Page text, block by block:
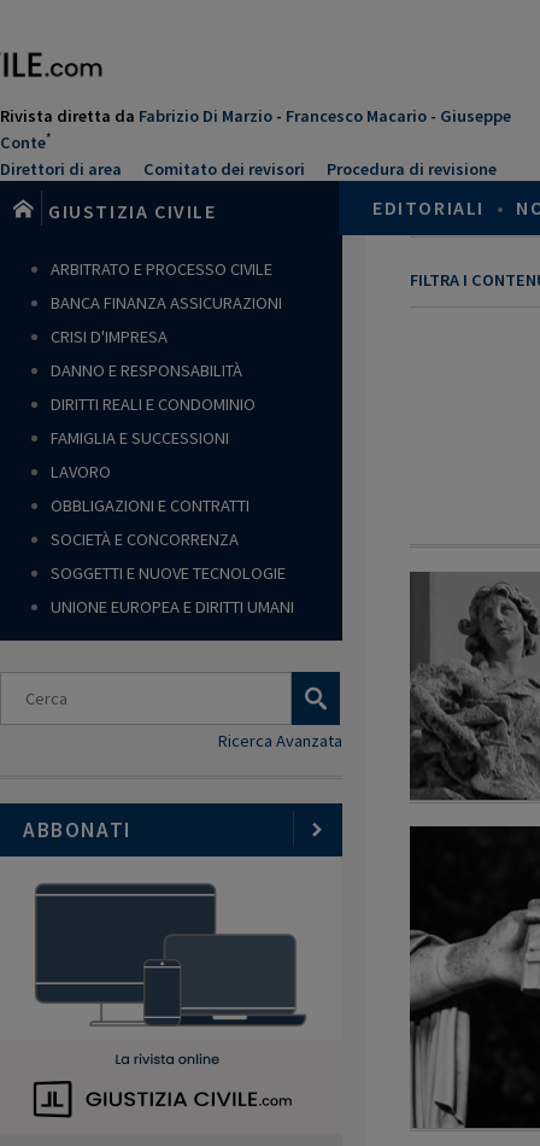
contenuto
Rivista diretta da Fabrizio Di Marzio - Francesco Macario - Giuseppe
Conte*
Direttori di area Comitato dei revisori Procedura di revisione
GIUSTIZIA CIVILE EDITORIALI •
FILTRA I
ARBITRATO E PROCESSO CIVILE
BANCA FINANZA ASSICURAZIONI
CRISI D'IMPRESA
DANNO E RESPONSABILITÀ
DIRITTI REALI E CONDOMINIO
FAMIGLIA E SUCCESSIONI
LAVORO
OBBLIGAZIONI E CONTRATTI
SOCIETÀ E CONCORRENZA
SOGGETTI E NUOVE TECNOLOGIE
UNIONE EUROPEA E DIRITTI UMANI
Ricerca Avanzata
ABBONATI